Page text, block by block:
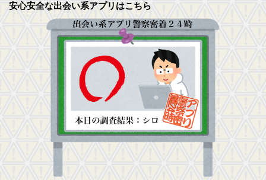
安心安全な出会い系アプリはこちら